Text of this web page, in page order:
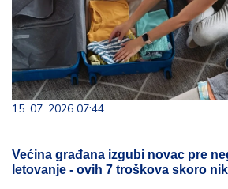
15. 07. 2026 07:44
Većina građana izgubi novac pre
letovanje - ovih 7 troškova skoro